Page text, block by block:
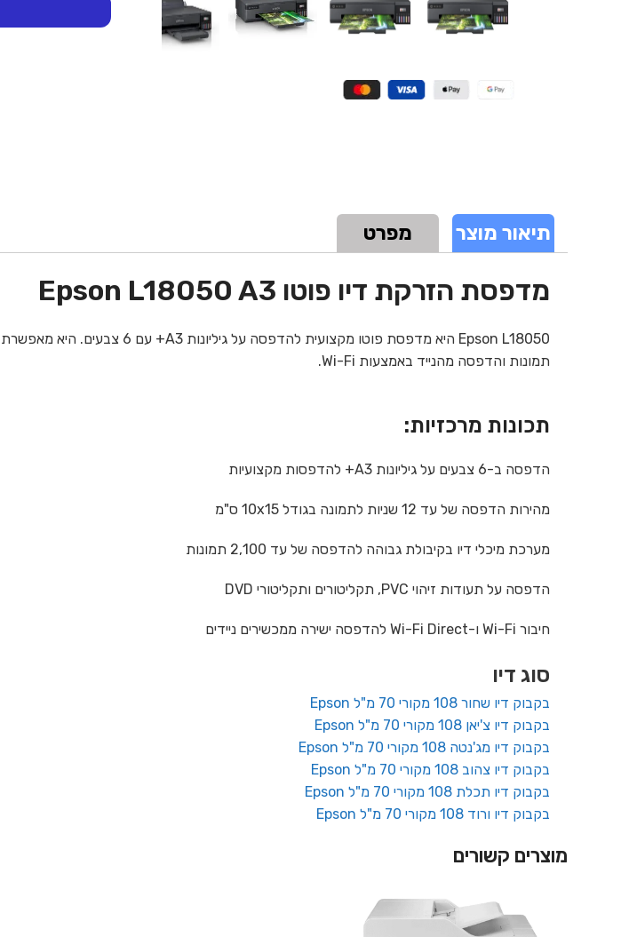
תיאור מוצר מפרט
מדפסת ‏הזרקת דיו ‏פוטו Epson L18050 A3
תמונות והדפסה מהנייד באמצעות Wi-Fi.
תכונות מרכזיות:
הדפסה ב-6 צבעים על גיליונות A3+ להדפסות מקצועיות
מהירות הדפסה של עד 12 שניות לתמונה בגודל 10x15 ס"מ
מערכת מיכלי דיו בקיבולת גבוהה להדפסה של עד 2,100 תמונות
הדפסה על תעודות זיהוי PVC, תקליטורים ותקליטורי DVD
חיבור Wi-Fi ו-Wi-Fi Direct להדפסה ישירה ממכשירים ניידים
סוג דיו
בקבוק דיו שחור 108 מקורי 70 מ"ל Epson
בקבוק דיו צ'יאן 108 מקורי 70 מ"ל Epson
בקבוק דיו מג'נטה 108 מקורי 70 מ"ל Epson
בקבוק דיו צהוב 108 מקורי 70 מ"ל Epson
בקבוק דיו תכלת 108 מקורי 70 מ"ל Epson
בקבוק דיו ורוד 108 מקורי 70 מ"ל Epson
מוצרים קשורים